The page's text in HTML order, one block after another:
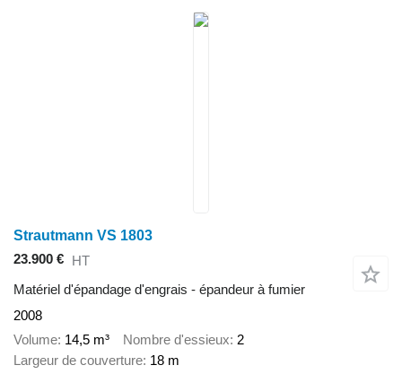
Strautmann VS 1803
23.900 € HT
Matériel d'épandage d'engrais - épandeur à fumier
2008
Volume 14,5 m³ Nombre d'essieux 2
Largeur de couverture 18 m